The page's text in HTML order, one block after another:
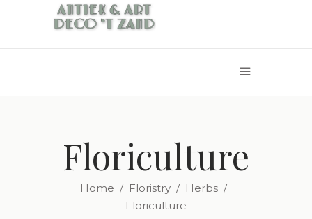
Floriculture
Home / Floristry/ Herbs/
Floriculture